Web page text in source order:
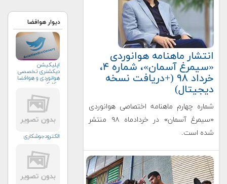
انتشار ماهنامه هوانوردی
«سیمرغ آسمان»، شماره ۴،
خرداد ۹۸ (+دریافت نسخه
دیجیتال)
شماره چهارم ماهنامه اختصاصی هوانوردی
«سیمرغ آسمان» در خردادماه ۹۸ منتشر
شده است.
دیوار هوافضا
اپلیکیشن
دیکشنری تخصصی
هوانوردی و هوافضا
چکاوک
الکترودجوشکاری